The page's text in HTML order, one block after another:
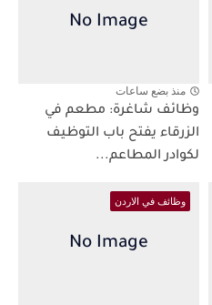
منذ بضع ساعات
وظائف شاغرة: مطعم في
الزرقاء يفتح باب التوظيف
لكوادر المطاعم...
وظائف في الاردن